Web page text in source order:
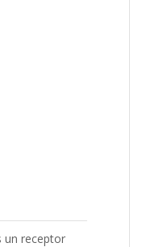
un receptor